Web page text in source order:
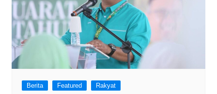
Berita Featured Rakyat